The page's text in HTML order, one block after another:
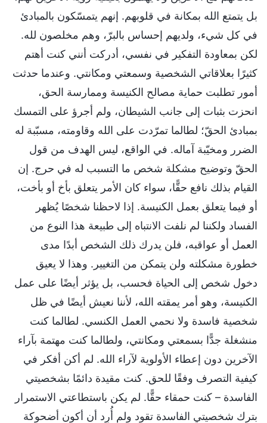
بل يتمتع الله بمكانة في قلوبهم. إنهم يتمسّكون بالمبادئ
في كل شيء، ولديهم إحساس بالبرّ، وهم مخلصون لله.
لكن بمعاودة التفكير في نفسي، أدركت أنني كنت أهتم
كثيرًا بعلاقاتي الشخصية وسمعتي ومكانتي. وعندما حدثت
أمور تطلبت حماية مصالح الكنيسة وممارسة الحق،
انحزت بثبات إلى جانب الشيطان، ولم أجرؤ على التمسك
بمبادئ الحقّ؛ لطالما تمرّدت على الله وقاومته، مسبّبة له
الضرر ومخيّبة آماله. في الواقع، ليس الهدف من قول
الحقّ وتوضيح مشكلة شخص ما التسبب له في حرج. إن
القيام بذلك نافع حقًّا، سواء كان الأمر يتعلق بأخ أو بأخت،
أو فيما يتعلق بعمل الكنيسة. إذا لاحظنا شخصًا يُظهر
الفساد ولكننا لم نلفت الانتباه إلى طبيعة هذا النوع من
العمل أو عواقبه، فلن يدرك ذلك الشخص أبدًا مدى
خطورة مشكلته ولن يتمكن من التغيير. وهذا لا يعيق
دخول شخص إلى الحياة فحسب، بل يؤثر أيضًا على عمل
الكنيسة، وهو أمر يمقته الله، لأننا نعيش أيضًا في ظل
شخصية فاسدة ولا نحمي العمل الكنسي. لطالما كنت
منشغلة جدًّا بسمعتي ومكانتي، ولطالما كنت مهتمة بآراء
الآخرين دون إعطاء الأولوية لآراء الله. لم أكن أفكر في
كيفية التصرف وفقًا للحق. كنت مقيدة دائمًا بشخصيتي
الفاسدة – كنت حمقاء حقًّا. لم يكن باستطاعتي الاستمرار
بترك شخصيتي الفاسدة تقود ولم أُرِد أن أكون أضحوكة